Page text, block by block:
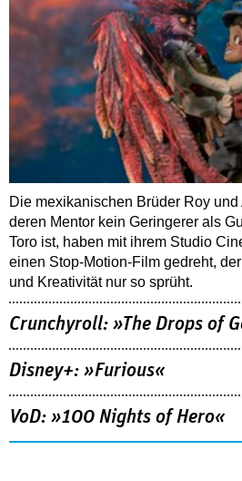
Die mexikanischen Brüder Roy und
deren Mentor kein Geringerer als
Toro ist, haben mit ihrem Studio
einen Stop-Motion-Film gedreht,
und Kreativität nur so sprüht.
Crunchyroll: »The Drops of
Disney+: »Furious«
VoD: »100 Nights of Hero«